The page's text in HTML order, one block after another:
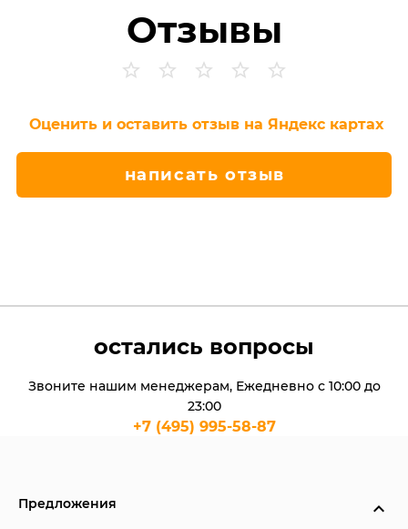
Отзывы
Оценить и оставить отзыв на Яндекс картах
написать отзыв
остались вопросы
Звоните нашим менеджерам, Ежедневно с 10:00 до
23:00
+7 (495) 995-58-87
Предложения